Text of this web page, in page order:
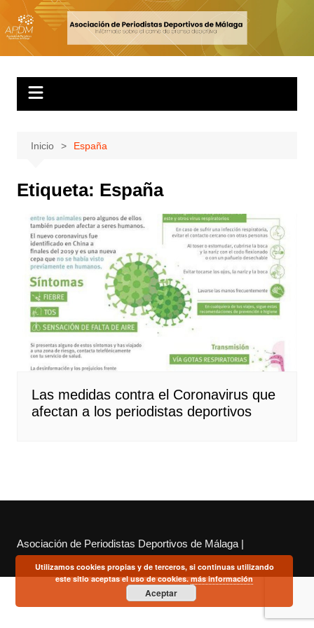
Inicio España
Etiqueta: España
Las medidas contra el Coronavirus que
afectan a los periodistas deportivos
Asociación de Periodistas Deportivos de Málaga |
Utilizamos cookies propias y de terceros, si continuas utilizando
este sitio aceptas el uso de cookies.más información
Aceptar